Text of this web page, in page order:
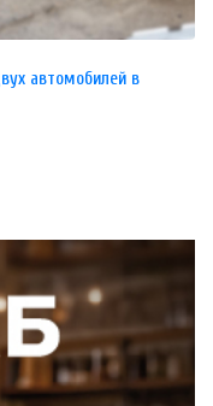
автомобилей в